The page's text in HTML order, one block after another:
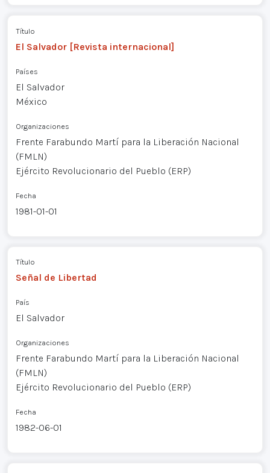
Título
El Salvador [Revista internacional]
Países
El Salvador
México
Organizaciones
Frente Farabundo Martí para la Liberación Nacional
(FMLN)
Ejército Revolucionario del Pueblo (ERP)
Fecha
1981-01-01
Título
Señal de Libertad
País
El Salvador
Organizaciones
Frente Farabundo Martí para la Liberación Nacional
(FMLN)
Ejército Revolucionario del Pueblo (ERP)
Fecha
1982-06-01